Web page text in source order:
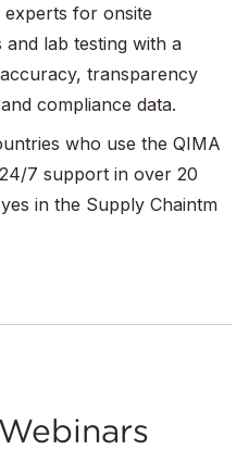
experts for onsite
lab testing with a
transparency
compliance data.
who use the QIMA
7 support in over 20
in the Supply Chaintm